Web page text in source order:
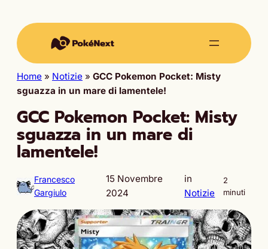
Home » Notizie » GCC Pokemon Pocket: Misty
sguazza in un mare di lamentele!
GCC Pokemon Pocket: Misty
sguazza in un mare di
lamentele!
Francesco
Gargiulo
15 Novembre
2024
in
Notizie
2
minuti